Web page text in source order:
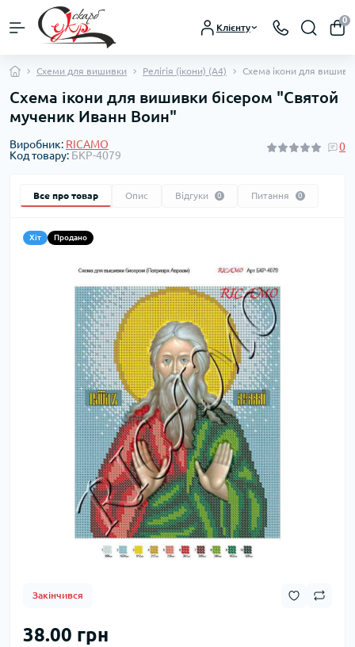
Клієнту
0
Схеми для вишивки Релігія (ікони) (А4) Схема ікони для
Схема ікони для вишивки бісером "Святой
мученик Иванн Воин"
Виробник: RICAMO
Код товару: БКР-4079
0
Все про товар Опис Відгуки 0 Питання 0
Хіт Продано
Закінчився
38.00 грн